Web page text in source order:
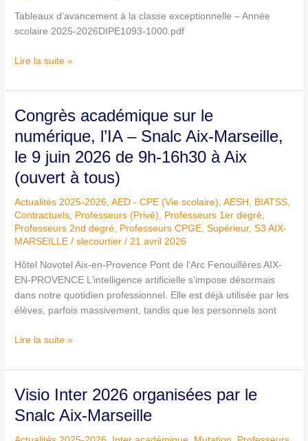
Tableaux d’avancement à la classe exceptionnelle – Année
scolaire 2025-2026DIPE1093-1000.pdf
Année
scolaire
2026
Lire la suite »
Congrès académique sur le
numérique, l’IA – Snalc Aix-Marseille,
le 9 juin 2026 de 9h-16h30 à Aix
(ouvert à tous)
Actualités 2025-2026,AED - CPE (Vie scolaire),AESH , BIATSS,
Contractuels, Professeurs (Privé), Professeurs 1er degré,
Professeurs 2nd degré, Professeurs CPGE, Supérieur,S3 AIX-
MARSEILLE /slecourtier/21 avril 2026
Hôtel Novotel Aix-en-Provence Pont de l’Arc Fenouillères AIX-
EN-PROVENCE L’intelligence artificielle s’impose désormais
dans notre quotidien professionnel. Elle est déjà utilisée par les
élèves, parfois massivement, tandis que les personnels sont
Congrès
académique
sur
le
numérique,
l’IA
–
Snalc
Aix-
Marseille,
le
9
juin
2026
9h-
à
(ouvert
à
Lire la suite »
Visio Inter 2026 organisées par le
Snalc Aix-Marseille
Visio
2026
organisées